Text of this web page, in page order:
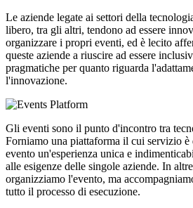
Le aziende legate ai settori della
libero, tra gli altri, tendono ad essere
organizzare i propri eventi, ed è lecito
queste aziende a riuscire ad essere
pragmatiche per quanto riguarda
l'innovazione.
Gli eventi sono il punto d'incontro tra
Forniamo una piattaforma il cui servizio
evento un'esperienza unica e
alle esigenze delle singole aziende. In
organizziamo l'evento, ma
tutto il processo di esecuzione.